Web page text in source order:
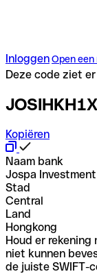
InloggenOpen een
Deze code ziet
Kopiëren
Naam bank
Jospa
Stad
Central
Land
Hongkong
Houd er
niet kunnen
de juiste SWIFT-